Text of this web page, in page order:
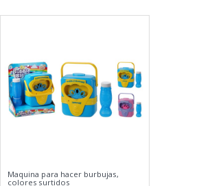
Maquina para hacer burbujas,
colores surtidos